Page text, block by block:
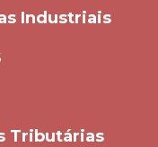
Industriais
Tributárias